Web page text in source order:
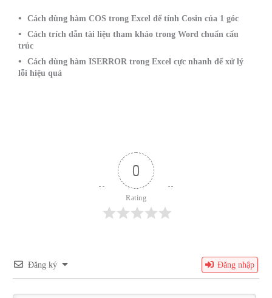
Cách dùng hàm COS trong Excel để tính Cosin của 1 góc
Cách trích dẫn tài liệu tham khảo trong Word chuẩn cấu
trúc
Cách dùng hàm ISERROR trong Excel cực nhanh để xử lý
lỗi hiệu quả
0
Rating
Đăng ký Đăng nhập